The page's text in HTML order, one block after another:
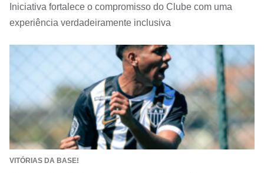
Iniciativa fortalece o compromisso do Clube com uma
experiência verdadeiramente inclusiva
VITÓRIAS DA BASE!